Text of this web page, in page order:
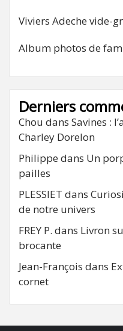
Viviers Adeche vide-
Album photos de
Derniers
Chou dans Savines :
Charley Dorelon
Philippe dans Un
pailles
PLESSIET dans
de notre univers
FREY P. dans Livron
brocante
Jean-François dans
cornet